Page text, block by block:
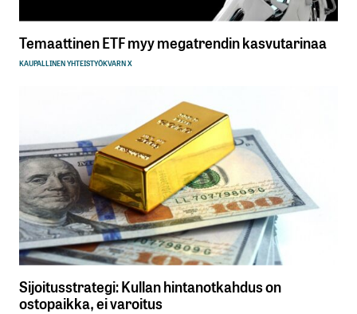
Temaattinen ETF myy megatrendin kasvutarinaa
KAUPALLINEN YHTEISTYÖKVARN X
Sijoitusstrategi: Kullan hintanotkahdus on
ostopaikka, ei varoitus